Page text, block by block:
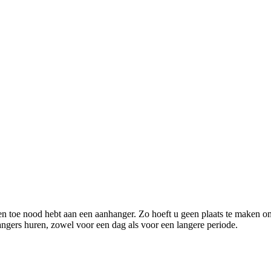
nood hebt aan een aanhanger. Zo hoeft u geen plaats te maken
huren, zowel voor een dag als voor een langere periode.